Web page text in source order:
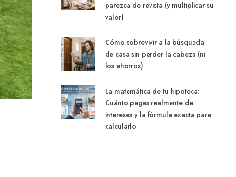
parezca de revista (y multiplicar su
valor)
Cómo sobrevivir a la búsqueda
de casa sin perder la cabeza (ni
los ahorros)
La matemática de tu hipoteca:
Cuánto pagas realmente de
intereses y la fórmula exacta para
calcularlo